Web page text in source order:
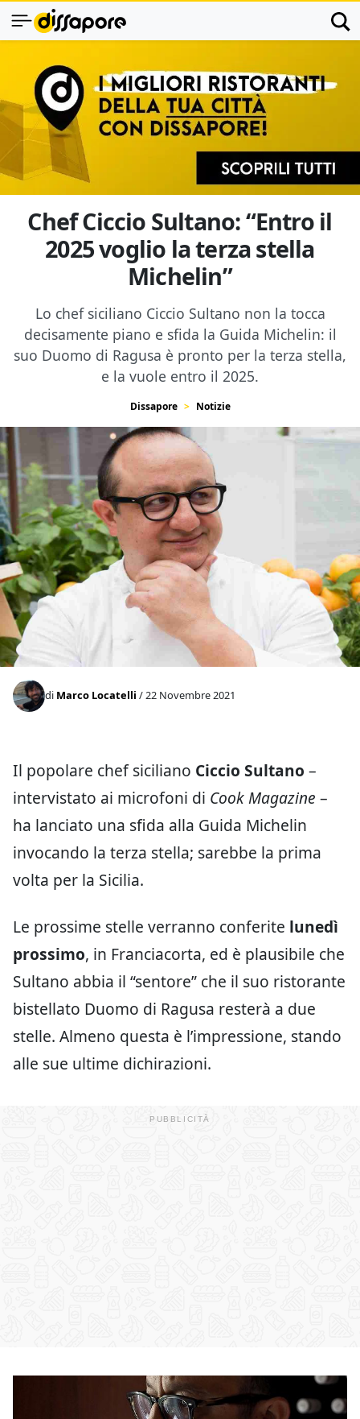
Chef Ciccio Sultano: “Entro il
2025 voglio la terza stella
Michelin”
Lo chef siciliano Ciccio Sultano non la tocca
decisamente piano e sfida la Guida Michelin: il
suo Duomo di Ragusa è pronto per la terza stella,
e la vuole entro il 2025.
Dissapore Notizie
di Marco Locatelli / 22 Novembre 2021
Il popolare chef siciliano Ciccio Sultano –
intervistato ai microfoni di Cook Magazine –
ha lanciato una sfida alla Guida Michelin
invocando la terza stella; sarebbe la prima
volta per la Sicilia.
Le prossime stelle verranno conferite lunedì
prossimo, in Franciacorta, ed è plausibile che
Sultano abbia il “sentore” che il suo ristorante
bistellato Duomo di Ragusa resterà a due
stelle. Almeno questa è l’impressione, stando
alle sue ultime dichirazioni.